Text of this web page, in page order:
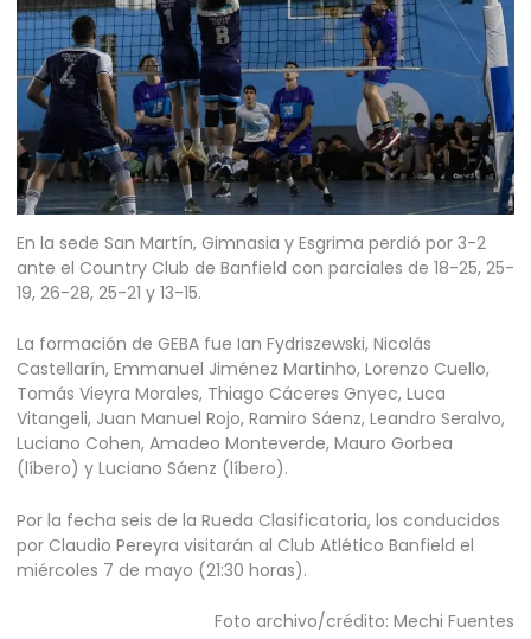
En la sede San Martín, Gimnasia y Esgrima perdió por 3-2
ante el Country Club de Banfield con parciales de 18-25, 25-
19, 26-28, 25-21 y 13-15.
La formación de GEBA fue Ian Fydriszewski, Nicolás
Castellarín, Emmanuel Jiménez Martinho, Lorenzo Cuello,
Tomás Vieyra Morales, Thiago Cáceres Gnyec, Luca
Vitangeli, Juan Manuel Rojo, Ramiro Sáenz, Leandro Seralvo,
Luciano Cohen, Amadeo Monteverde, Mauro Gorbea
(líbero) y Luciano Sáenz (líbero).
Por la fecha seis de la Rueda Clasificatoria, los conducidos
por Claudio Pereyra visitarán al Club Atlético Banfield el
miércoles 7 de mayo (21:30 horas).
Foto archivo/crédito: Mechi Fuentes